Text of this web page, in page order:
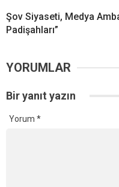
Şov Siyaseti, Medya
Padişahları”
YORUMLAR
Bir yanıt yazın
Yorum *